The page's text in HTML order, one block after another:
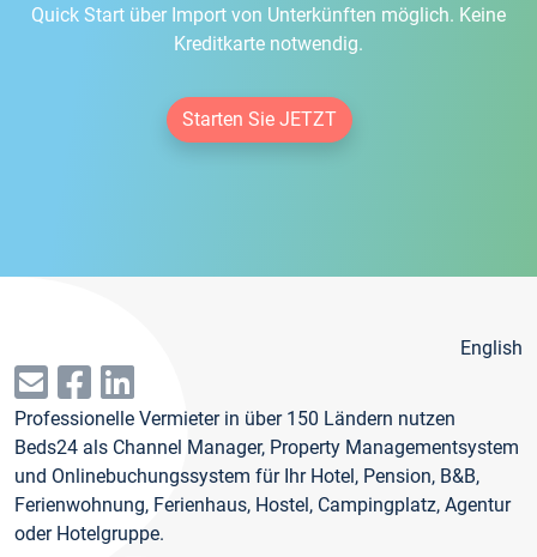
Quick Start über Import von Unterkünften möglich. Keine
Kreditkarte notwendig.
Starten Sie JETZT
English
Professionelle Vermieter in über 150 Ländern nutzen
Beds24 als Channel Manager, Property Managementsystem
und Onlinebuchungssystem für Ihr Hotel, Pension, B&B,
Ferienwohnung, Ferienhaus, Hostel, Campingplatz, Agentur
oder Hotelgruppe.